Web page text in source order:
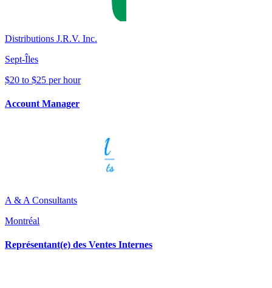
Distributions J.R.V. Inc.
Sept-Îles
$20 to $25 per hour
Account Manager
A & A Consultants
Montréal
Représentant(e) des Ventes Internes